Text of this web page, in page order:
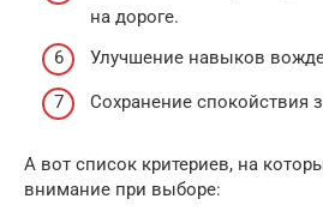
на дороге.
Улучшение навыков
Сохранение спокойствия
А вот список критериев, на
внимание при выборе: